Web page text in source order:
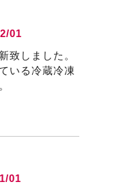
01
致しました。
いる冷蔵冷凍
01